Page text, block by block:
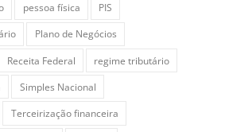
pessoa física
PIS
Plano de Negócios
Receita Federal
regime tributário
Simples Nacional
Terceirização financeira